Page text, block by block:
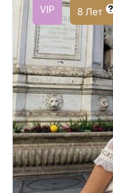
VIP 8 Лет